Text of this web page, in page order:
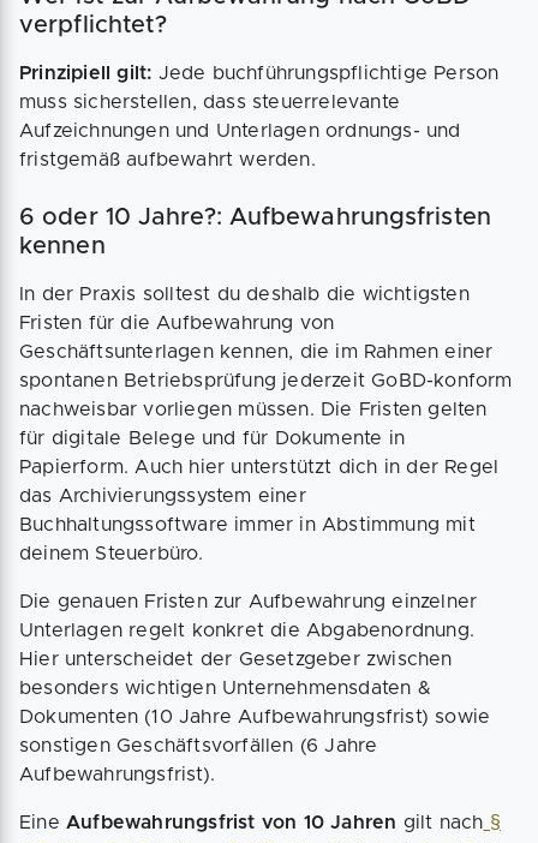
verpflichtet?
Prinzipiell gilt: Jede buchführungspflichtige Person
muss sicherstellen, dass steuerrelevante
Aufzeichnungen und Unterlagen ordnungs- und
fristgemäß aufbewahrt werden.
6 oder 10 Jahre?: Aufbewahrungsfristen
kennen
In der Praxis solltest du deshalb die wichtigsten
Fristen für die Aufbewahrung von
Geschäftsunterlagen kennen, die im Rahmen einer
spontanen Betriebsprüfung jederzeit GoBD-konform
nachweisbar vorliegen müssen. Die Fristen gelten
für digitale Belege und für Dokumente in
Papierform. Auch hier unterstützt dich in der Regel
das Archivierungssystem einer
Buchhaltungssoftware immer in Abstimmung mit
deinem Steuerbüro.
Die genauen Fristen zur Aufbewahrung einzelner
Unterlagen regelt konkret die Abgabenordnung.
Hier unterscheidet der Gesetzgeber zwischen
besonders wichtigen Unternehmensdaten &
Dokumenten (10 Jahre Aufbewahrungsfrist) sowie
sonstigen Geschäftsvorfällen (6 Jahre
Aufbewahrungsfrist).
Eine Aufbewahrungsfrist von 10 Jahren gilt nach §